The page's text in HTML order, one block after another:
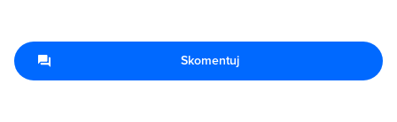
Skomentuj